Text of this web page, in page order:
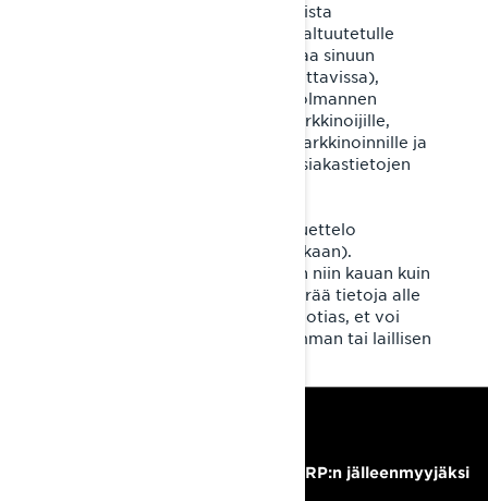
tai sovelletaan muuta oikeudellista
mekanismia. Tietojasi jaetaan valtuutetulle
BRP-jälleenmyyjällesi (joka ottaa sinuun
yhteyttä) (lisää vain, jos sovellettavissa),
sosiaalisen median alustoille, kolmannen
osapuolen pilvipalveluille ja markkinoijille,
kehittäjille, monikanavaiselle markkinoinnille ja
markkinoinnin automaatiolle, asiakastietojen
analytiikkapalveluntarjoajille (luettelo
vahvistetaan liiketoiminnan mukaan).
Henkilötietojasi säilytetään vain niin kauan kuin
on tarpeen. BRP ei tahallaan kerää tietoja alle
16-vuotiailta. Jos olet alle 16-vuotias, et voi
käyttää palveluja ilman vanhemman tai laillisen
Tule BRP:n jälleenmyyjäksi